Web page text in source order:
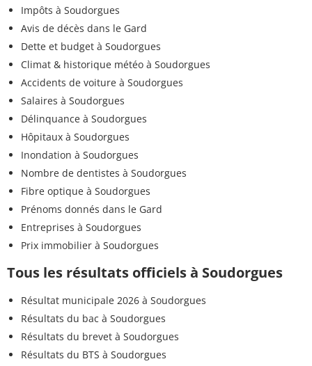
Impôts à Soudorgues
Avis de décès dans le Gard
Dette et budget à Soudorgues
Climat & historique météo à Soudorgues
Accidents de voiture à Soudorgues
Salaires à Soudorgues
Délinquance à Soudorgues
Hôpitaux à Soudorgues
Inondation à Soudorgues
Nombre de dentistes à Soudorgues
Fibre optique à Soudorgues
Prénoms donnés dans le Gard
Entreprises à Soudorgues
Prix immobilier à Soudorgues
Tous les résultats officiels à Soudorgues
Résultat municipale 2026 à Soudorgues
Résultats du bac à Soudorgues
Résultats du brevet à Soudorgues
Résultats du BTS à Soudorgues